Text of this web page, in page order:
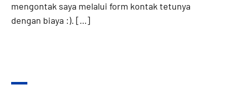
mengontak saya melalui form kontak tetunya
dengan biaya :). […]